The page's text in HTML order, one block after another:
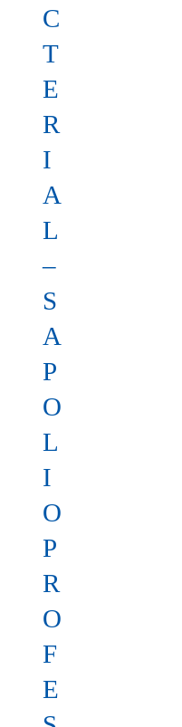
C
T
E
R
I
A
L
–
S
A
P
O
L
I
O
P
R
O
F
E